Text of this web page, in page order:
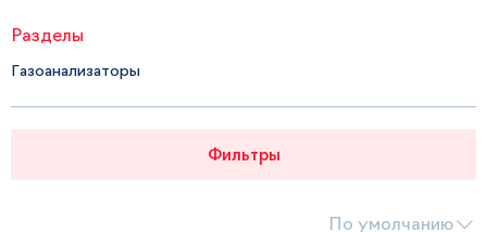
Разделы
Газоанализаторы
Фильтры
По умолчанию